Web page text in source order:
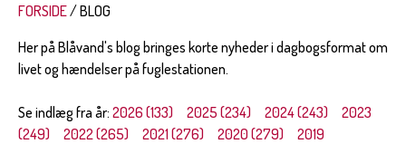
FORSIDE
BLOG
Her på Blåvand's blog bringes korte nyheder i dagbogsformat om
livet og hændelser på fuglestationen.
Se indlæg fra år: 2026 (133) 2025 (234) 2024 (243)
2023
(249)
2022 (265) 2021 (276) 2020 (279)
2019